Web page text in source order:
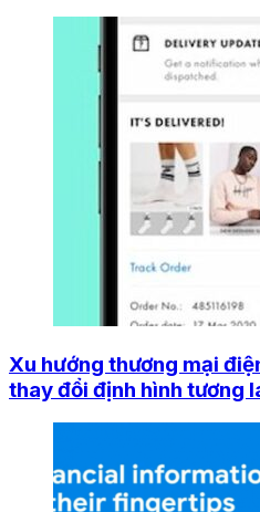
Xu hướng thương mại
thay đổi định hình tương